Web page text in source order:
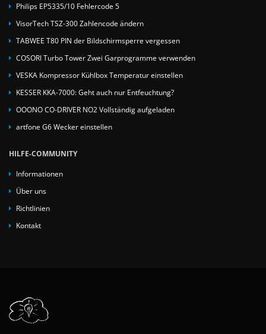
Philips EP5335/10 Fehlercode 5
VisorTech TSZ-300 Zahlencode ändern
TABWEE T80 PIN der Bildschirmsperre vergessen
COSORI Turbo Tower Zwei Garprogramme verwenden
VESKA Kompressor Kühlbox Temperatur einstellen
KESSER KKA-7000: Geht auch nur Entfeuchtung?
OOONO CO-DRIVER NO2 Vollständig aufgeladen
artfone G6 Wecker einstellen
HILFE-COMMUNITY
Informationen
Über uns
Richtlinien
Kontakt